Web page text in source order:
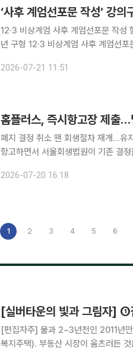
‘사후 계엄선포문 작성’ 강
12·3 비상계엄 사후 계엄선포문 작
년 구형 12·3 비상계엄 사후 계엄선포문을 작성한 혐의로 기소돼 1심에서 징역 1년 6개월을 받은 강
이승철·조진구 고법판사)는 21일 강
2026-07-21 11:51
홈플러스, 즉시항고장 제출
폐지 결정 취소 땐 회생절차 재개…유지하면 서울고법 심리 홈
항고하면서 서울회생법원이 기존 결
면 홈플러스는 이날 오후 4시 4분께
2026-07-20 16:18
1 2 3 4 5 6
[실버타운의 빛과 그림자] ①
[편집자주] 불과 2~3년전인 2011년
복지주택). 부동산 시장이 움츠러든 것